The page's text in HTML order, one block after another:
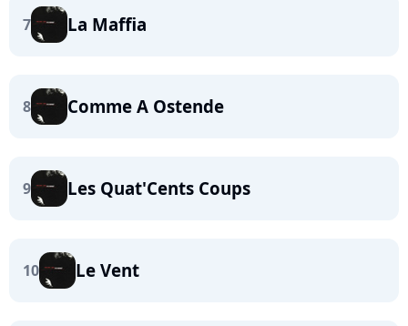
7 La Maffia
8 Comme A Ostende
9 Les Quat'Cents Coups
10 Le Vent